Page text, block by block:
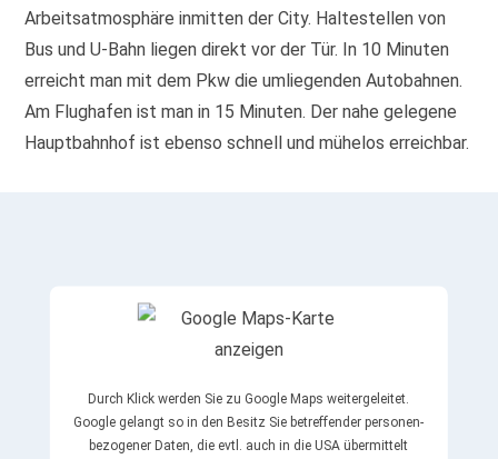
Arbeitsatmosphäre inmitten der City. Haltestellen von
Bus und U-Bahn liegen direkt vor der Tür. In 10 Minuten
erreicht man mit dem Pkw die umliegenden Autobahnen.
Am Flughafen ist man in 15 Minuten. Der nahe gelegene
Hauptbahnhof ist ebenso schnell und mühelos erreichbar.
Durch Klick werden Sie zu Google Maps weiter­geleitet.
Google gelangt so in den Besitz Sie betreffender personen­
bezogener Daten, die evtl. auch in die USA übermittelt